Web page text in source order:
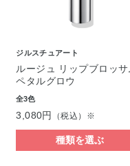
ジルスチュアート
ルージュ リップブロッサ
ペタルグロウ
全3色
3,080円 （税込）※
種類を選ぶ